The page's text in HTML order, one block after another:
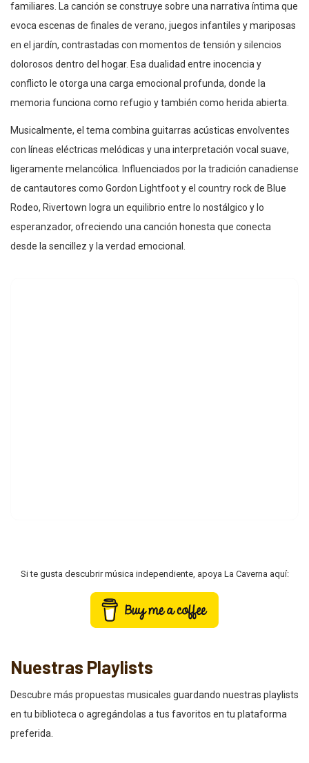
familiares. La canción se construye sobre una narrativa íntima que
evoca escenas de finales de verano, juegos infantiles y mariposas
en el jardín, contrastadas con momentos de tensión y silencios
dolorosos dentro del hogar. Esa dualidad entre inocencia y
conflicto le otorga una carga emocional profunda, donde la
memoria funciona como refugio y también como herida abierta.
Musicalmente, el tema combina guitarras acústicas envolventes
con líneas eléctricas melódicas y una interpretación vocal suave,
ligeramente melancólica. Influenciados por la tradición canadiense
de cantautores como Gordon Lightfoot y el country rock de Blue
Rodeo, Rivertown logra un equilibrio entre lo nostálgico y lo
esperanzador, ofreciendo una canción honesta que conecta
desde la sencillez y la verdad emocional.
Si te gusta descubrir música independiente, apoya La Caverna aquí:
Nuestras Playlists
Descubre más propuestas musicales guardando nuestras playlists
en tu biblioteca o agregándolas a tus favoritos en tu plataforma
preferida.